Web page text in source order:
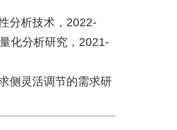
分析技术，2022-
化分析研究，2021-
侧灵活调节的需求研